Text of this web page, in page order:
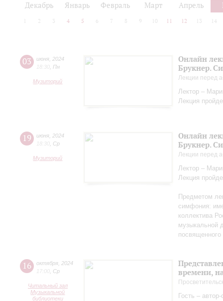
Декабрь Январь Февраль Март Апрель
2 3 4 5 6 7 8 9 10 11 12 13 14
03 июня 2024
18:30 Пн
Музиторий
Онлайн
Брукнер.
Лекции перед
Лектор –
Лекция
19 июня 2024
18:30 Ср
Музиторий
Онлайн
Брукнер.
Лекции перед
Лектор –
Лекция
Предметом
симфония:
коллектива
музыкальной
16 октября 2024
17:00 Ср
Читальный зал
Музыкальной
библиотеки
времени,
Гость –